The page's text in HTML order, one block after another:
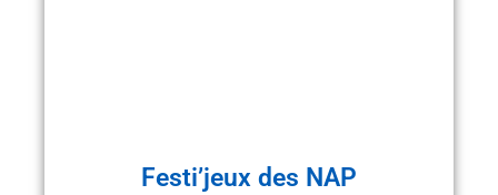
Festi’jeux des NAP